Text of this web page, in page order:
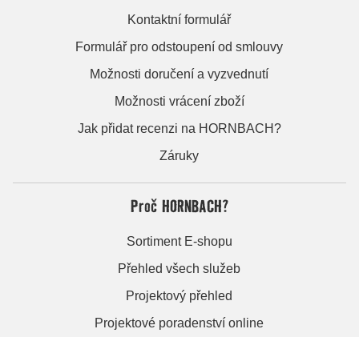
Kontaktní formulář
Formulář pro odstoupení od smlouvy
Možnosti doručení a vyzvednutí
Možnosti vrácení zboží
Jak přidat recenzi na HORNBACH?
Záruky
Proč HORNBACH?
Sortiment E-shopu
Přehled všech služeb
Projektový přehled
Projektové poradenství online